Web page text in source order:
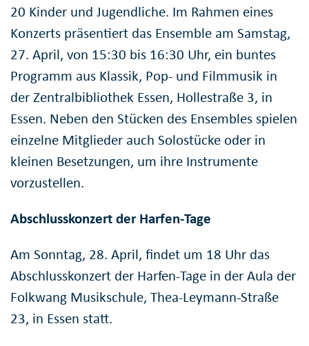
20 Kinder und Jugendliche. Im Rahmen eines
Konzerts präsentiert das Ensemble am Samstag,
27. April, von 15:30 bis 16:30 Uhr, ein buntes
Programm aus Klassik, Pop- und Filmmusik in
der Zentralbibliothek Essen, Hollestraße 3, in
Essen. Neben den Stücken des Ensembles spielen
einzelne Mitglieder auch Solostücke oder in
kleinen Besetzungen, um ihre Instrumente
vorzustellen.
Abschlusskonzert der Harfen-Tage
Am Sonntag, 28. April, findet um 18 Uhr das
Abschlusskonzert der Harfen-Tage in der Aula der
Folkwang Musikschule, Thea-Leymann-Straße
23, in Essen statt.